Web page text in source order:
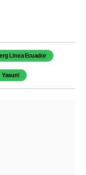
Línea Ecuador
Yasuní